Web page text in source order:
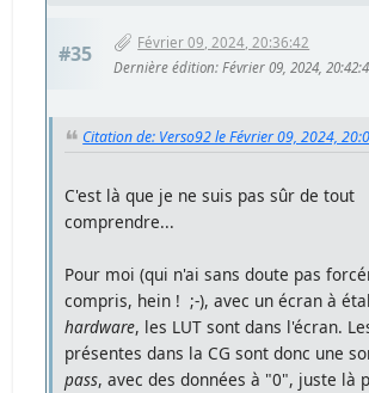
#35
Février 09, 2024, 20:36:42
Dernière édition: Février 09, 2024,
Citation de: Verso92 le Février 09, 2024,
C'est là que je ne suis pas sûr de tout
comprendre...
Pour moi (qui n'ai sans doute pas
compris, hein ! ;-), avec un écran à
hardware, les LUT sont dans l'écran.
présentes dans la CG sont donc une
pass, avec des données à "0", juste là